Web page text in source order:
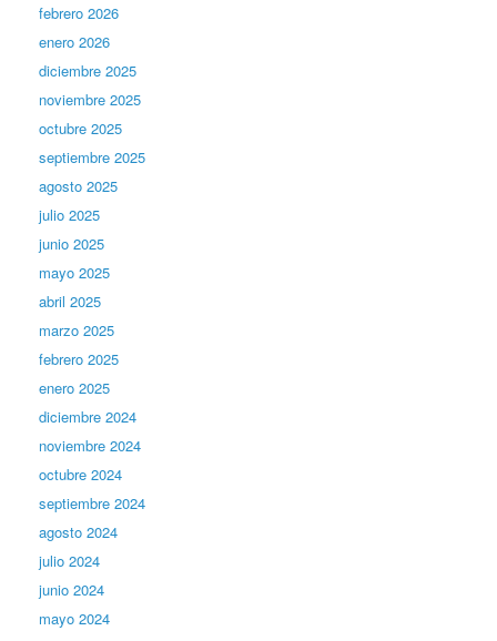
febrero 2026
enero 2026
diciembre 2025
noviembre 2025
octubre 2025
septiembre 2025
agosto 2025
julio 2025
junio 2025
mayo 2025
abril 2025
marzo 2025
febrero 2025
enero 2025
diciembre 2024
noviembre 2024
octubre 2024
septiembre 2024
agosto 2024
julio 2024
junio 2024
mayo 2024